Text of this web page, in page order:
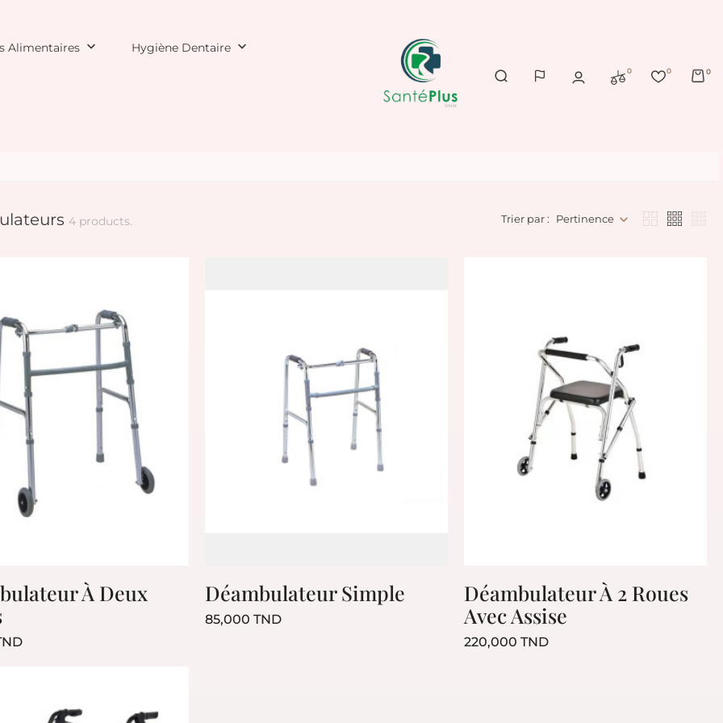
Alimentaires keyboard_arrow_down Hygiène Dentaire keyboard_arrow_down
0 0 0
4 products. Trier par : Pertinence
À Deux
Prix
Déambulateur Simple
85,000 TNDPrix
Déambulateur À 2 Roues
Avec Assise
220,000 TNDPrix